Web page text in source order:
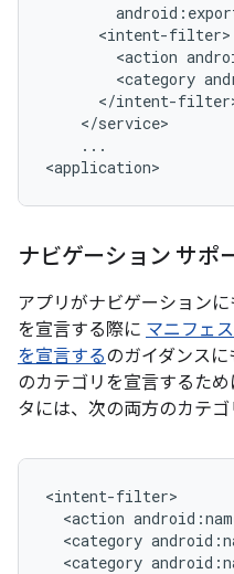
<action
<category
...
ナビゲーション サポ
アプリがナビゲーション
を宣言する際に マニフェ
を宣言するのガイダンス
のカテゴリを宣言するた
タには、次の両方のカテゴ
<action
<category
<category